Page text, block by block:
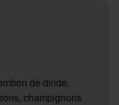
de dinde,
champignons